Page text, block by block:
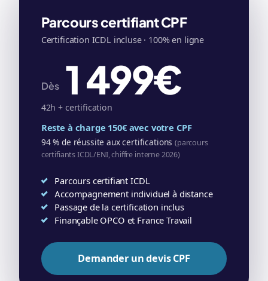
Parcours certifiant CPF
Certification ICDL incluse · 100% en ligne
Dès1 499€
42h + certification
Reste à charge 150€ avec votre CPF
94 % de réussite aux certifications(parcours
certifiants ICDL/ENI, chiffre interne 2026)
Parcours certifiant ICDL
Accompagnement individuel à distance
Passage de la certification inclus
Finançable OPCO et France Travail
Demander un devis CPF